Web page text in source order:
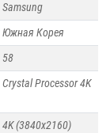
Samsung
Южная Корея
58
Crystal Processor 4K
4K (3840x2160)